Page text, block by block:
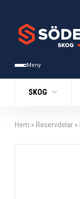
Meny
SKOG
Hem » Reservdelar »